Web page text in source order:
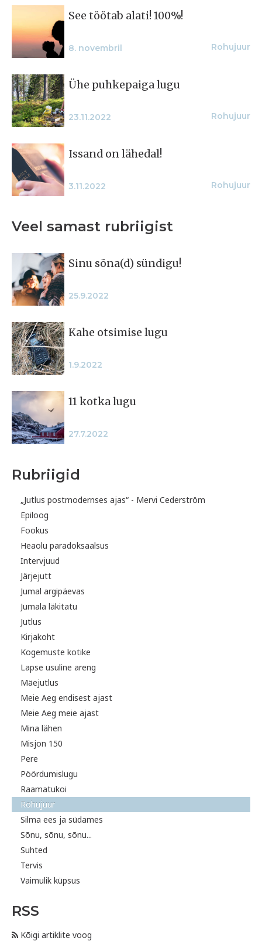
See töötab alati! 100%!
8. novembril Rohujuur
Ühe puhkepaiga lugu
23.11.2022 Rohujuur
Issand on lähedal!
3.11.2022 Rohujuur
Veel samast rubriigist
Sinu sõna(d) sündigu!
25.9.2022
Kahe otsimise lugu
1.9.2022
11 kotka lugu
27.7.2022
Rubriigid
„Jutlus postmodernses ajas“ - Mervi Cederström
Epiloog
Fookus
Heaolu paradoksaalsus
Intervjuud
Järjejutt
Jumal argipäevas
Jumala läkitatu
Jutlus
Kirjakoht
Kogemuste kotike
Lapse usuline areng
Mäejutlus
Meie Aeg endisest ajast
Meie Aeg meie ajast
Mina lähen
Misjon 150
Pere
Pöördumislugu
Raamatukoi
Rohujuur
Silma ees ja südames
Sõnu, sõnu, sõnu...
Suhted
Tervis
Vaimulik küpsus
RSS
Kõigi artiklite voog